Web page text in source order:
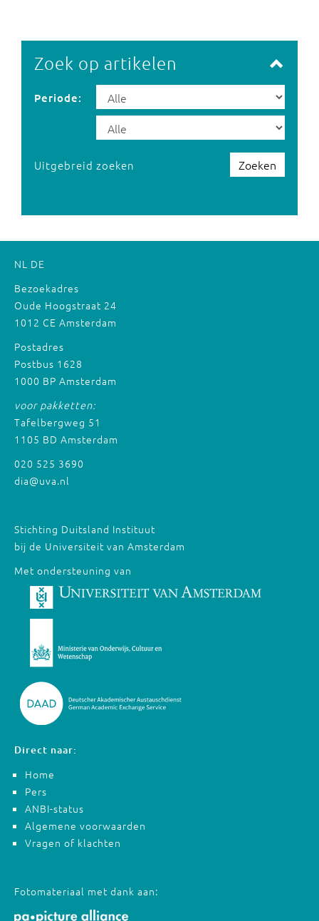
Zoek op artikelen
Periode:
Zoeken
Uitgebreid zoeken
NL DE
Bezoekadres
Oude Hoogstraat 24
1012 CE Amsterdam
Postadres
Postbus 1628
1000 BP Amsterdam
voor pakketten:
Tafelbergweg 51
1105 BD Amsterdam
020 525 3690
dia@uva.nl
Stichting Duitsland Instituut
bij de Universiteit van Amsterdam
Met ondersteuning van
Direct naar:
Home
Pers
ANBI-status
Algemene voorwaarden
Vragen of klachten
Fotomateriaal met dank aan: